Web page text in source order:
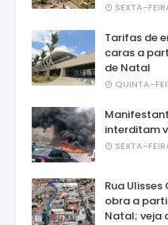
SEXTA-
Tarifas de
caras a
de Natal
QUINTA-
interditam
SEXTA-
Rua
obra a
Natal; veja